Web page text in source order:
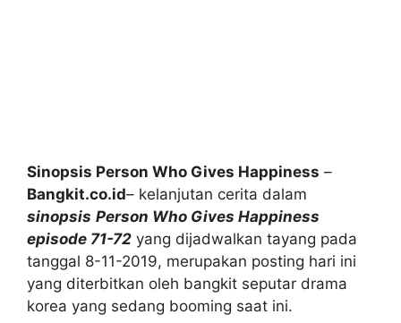
Sinopsis Person Who Gives Happiness –
Bangkit.co.id– kelanjutan cerita dalam
sinopsis Person Who Gives Happiness
episode 71-72 yang dijadwalkan tayang pada
tanggal 8-11-2019, merupakan posting hari ini
yang diterbitkan oleh bangkit seputar drama
korea yang sedang booming saat ini.